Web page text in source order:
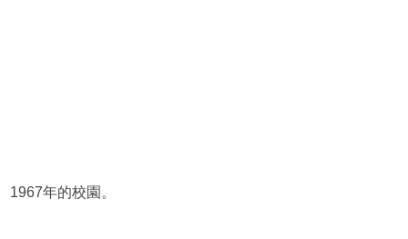
1967年的校園。